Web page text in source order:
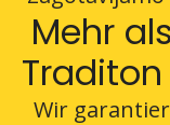
Mehr
Wir